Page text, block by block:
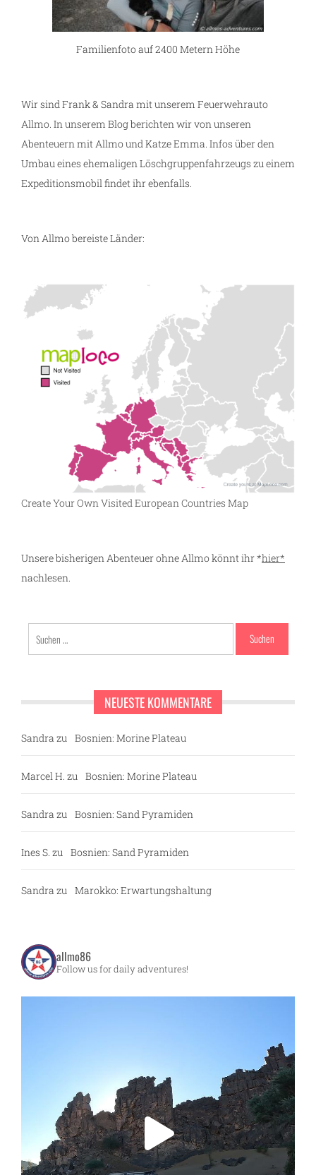
Familienfoto auf 2400 Metern Höhe
Wir sind Frank & Sandra mit unserem Feuerwehrauto
Allmo. In unserem Blog berichten wir von unseren
Abenteuern mit Allmo und Katze Emma. Infos über den
Umbau eines ehemaligen Löschgruppenfahrzeugs zu einem
Expeditionsmobil findet ihr ebenfalls.
Von Allmo bereiste Länder:
Create Your Own Visited European Countries Map
Unsere bisherigen Abenteuer ohne Allmo könnt ihr *hier*
nachlesen.
nach:
NEUESTE KOMMENTARE
Sandra zu Bosnien: Morine Plateau
Marcel H. zu Bosnien: Morine Plateau
Sandra zu Bosnien: Sand Pyramiden
Ines S. zu Bosnien: Sand Pyramiden
Sandra zu Marokko: Erwartungshaltung
allmo86
Follow us for daily adventures!